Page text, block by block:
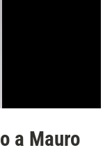
a Mauro